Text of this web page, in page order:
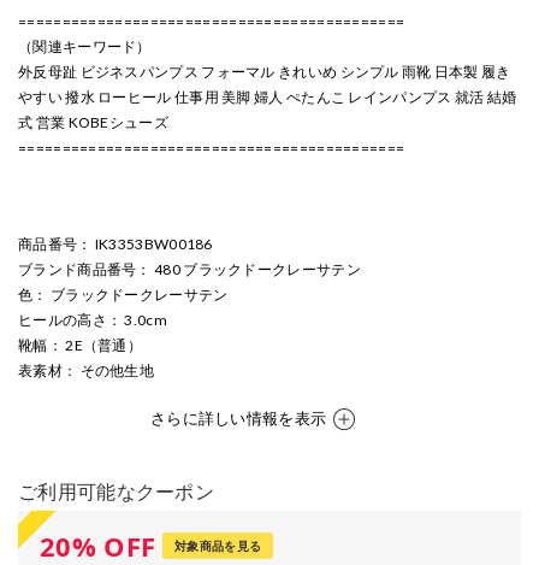
============================================
（関連キーワード）
外反母趾 ビジネスパンプス フォーマル きれいめ シンプル 雨靴 日本製 履き
やすい 撥水 ローヒール 仕事用 美脚 婦人 ぺたんこ レインパンプス 就活 結婚
式 営業 KOBEシューズ
============================================
商品番号 ： IK3353BW00186
ブランド商品番号 ： 480 ブラックドークレーサテン
色 ： ブラックドークレーサテン
ヒールの高さ ： 3.0cm
靴幅 ： 2E（普通）
表素材： その他生地
さらに詳しい情報を表示
ご利用可能なクーポン
20% OFF 対象商品を見る